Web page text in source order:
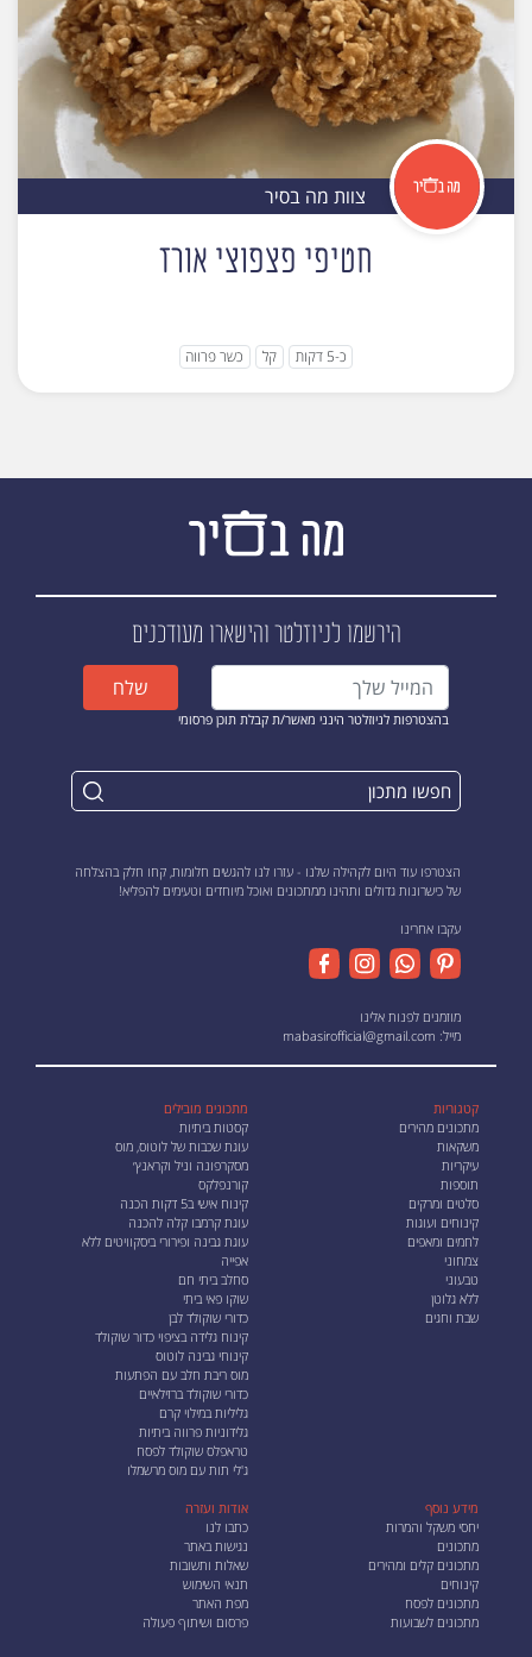
צוות מה בסיר
חטיפי פצפוצי אורז
כ-5 דקות קל כשר פרווה
הירשמו לניוזלטרוהישארו מעודכנים
בהצטרפות לניוזלטר הינני מאשר/ת קבלת תוכן פרסומי
שלח
הצטרפו עוד היום לקהילה שלנו - עזרו לנו להגשים חלומות, קחו חלק בהצלחה
של כישרונות גדולים ותהינו ממתכונים ואוכל מיוחדים וטעימים להפליא!
עקבו אחרינו
מוזמנים לפנות אלינו
מייל: mabasirofficial@gmail.com
קטגוריות
מתכונים מהירים
משקאות
עיקריות
תוספות
סלטים ומרקים
קינוחים ועוגות
לחמים ומאפים
צמחוני
טבעוני
ללא גלוטן
שבת וחגים
מתכונים מובילים
קסטות ביתיות
עוגת שכבות של לוטוס, מוס
מסקרפונה וניל וקראנץ׳
קורנפלקס
קינוח אישי ב5 דקות הכנה
עוגת קרמבו קלה להכנה
עוגת גבינה ופירורי ביסקוויטים ללא
אפייה
סחלב ביתי חם
שוקו פאי ביתי
כדורי שוקולד לבן
קינוח גלידה בציפוי כדור שוקולד
קינוחי גבינה לוטוס
מוס ריבת חלב עם הפתעות
כדורי שוקולד ברזילאיים
גליליות במילוי קרם
גלידוניות פרווה ביתיות
טראפלס שוקולד לפסח
ג'לי תות עם מוס מרשמלו
מידע נוסף
יחסי משקל והמרות
מתכונים
מתכונים קלים ומהירים
קינוחים
מתכונים לפסח
מתכונים לשבועות
אודות ועזרה
כתבו לנו
נגישות באתר
שאלות ותשובות
תנאי השימוש
מפת האתר
פרסום ושיתוף פעולה